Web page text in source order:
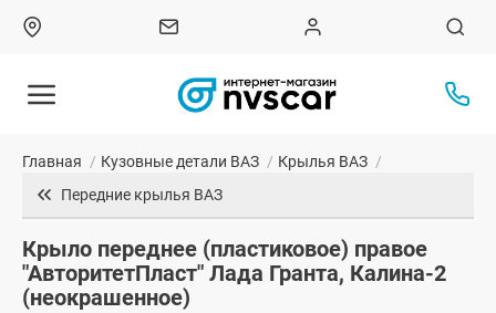
Главная / Кузовные детали ВАЗ / Крылья ВАЗ /
Передние крылья ВАЗ
Крыло переднее (пластиковое) правое
"АвторитетПласт" Лада Гранта, Калина-2
(неокрашенное)